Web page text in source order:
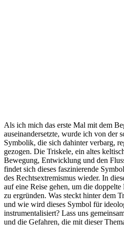
Als ich mich das erste Mal mit‍ dem
auseinandersetzte, wurde ich von der
Symbolik, die sich dahinter verbarg,
gezogen. Die Triskele, ein altes
Bewegung,​ Entwicklung und den
findet sich dieses faszinierende⁢
⁢des⁢ Rechtsextremismus wieder. In
auf eine ⁤Reise gehen, um die
zu ergründen. ​Was steckt hinter dem
und wie wird ⁢dieses Symbol für
instrumentalisiert? Lass uns
und ⁤die Gefahren, die⁣ mit dieser